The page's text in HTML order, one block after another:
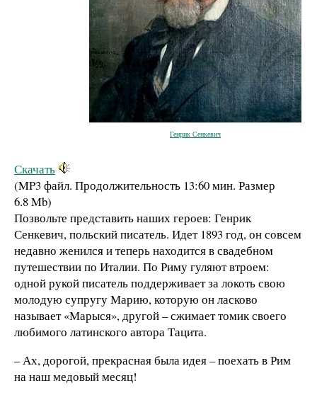
Генрик Сенкевич
Скачать
(MP3 файл. Продолжительность 13:60 мин. Размер
6.8 Mb)
Позвольте представить наших героев: Генрик
Сенкевич, польский писатель. Идет 1893 год, он совсем
недавно женился и теперь находится в свадебном
путешествии по Италии. По Риму гуляют втроем:
одной рукой писатель поддерживает за локоть свою
молодую супругу Марию, которую он ласково
называет «Марыся», другой – сжимает томик своего
любимого латинского автора Тацита.
– Ах, дорогой, прекрасная была идея – поехать в Рим
на наш медовый месяц!